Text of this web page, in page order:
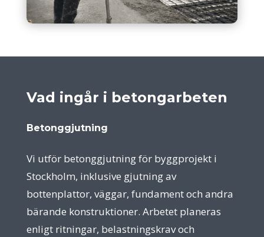
Vad ingår i betongarbeten
Betonggjutning
Vi utför betonggjutning för byggprojekt i
Stockholm, inklusive gjutning av
bottenplattor, väggar, fundament och andra
bärande konstruktioner. Arbetet planeras
enligt ritningar, belastningskrav och